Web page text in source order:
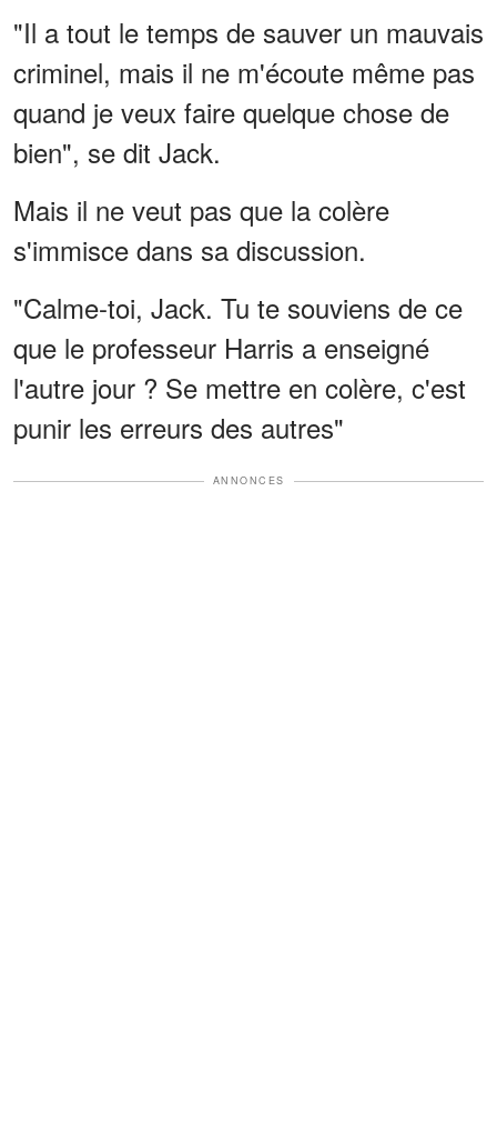
"Il a tout le temps de sauver un mauvais
criminel, mais il ne m'écoute même pas
quand je veux faire quelque chose de
bien", se dit Jack.
Mais il ne veut pas que la colère
s'immisce dans sa discussion.
"Calme-toi, Jack. Tu te souviens de ce
que le professeur Harris a enseigné
l'autre jour ? Se mettre en colère, c'est
punir les erreurs des autres"
ANNONCES